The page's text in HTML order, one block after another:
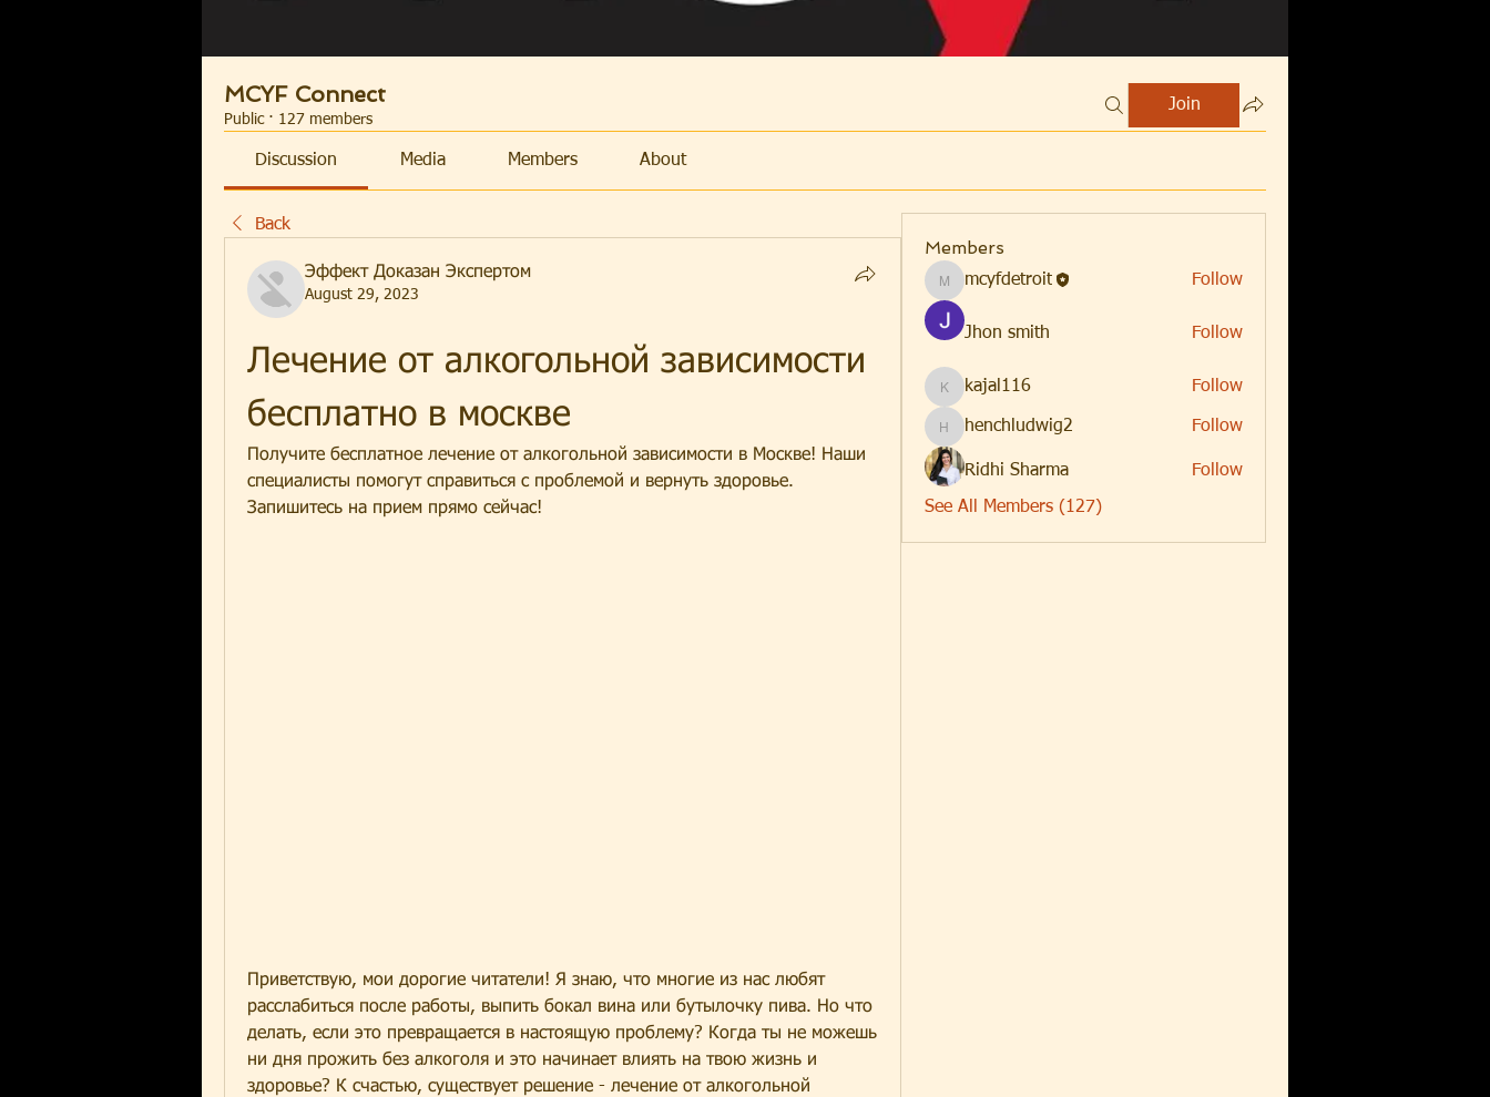
MCYF Connect
Public · 127 members
Join
Discussion Media Members About
Back
Эффект Доказан Экспертом
August 29, 2023
Лечение от алкогольной зависимости
бесплатно в москве
Получите бесплатное лечение от алкогольной зависимости в Москве! Наши
специалисты помогут справиться с проблемой и вернуть здоровье.
Запишитесь на прием прямо сейчас!
Приветствую, мои дорогие читатели! Я знаю, что многие из нас любят
расслабиться после работы, выпить бокал вина или бутылочку пива. Но что
делать, если это превращается в настоящую проблему? Когда ты не можешь
ни дня прожить без алкоголя и это начинает влиять на твою жизнь и
здоровье? К счастью, существует решение - лечение от алкогольной
Members
mcyfdetroit
mcyfdetroit Follow
Jhon smith Follow
kajal116
kajal116 Follow
henchludwig2
henchludwig2 Follow
Ridhi Sharma Follow
See All Members (127)